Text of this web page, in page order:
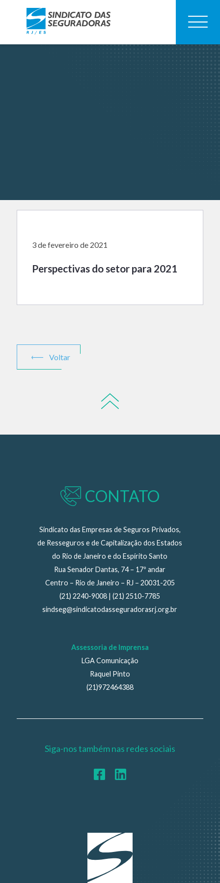
3 de fevereiro de 2021
Perspectivas do setor para 2021
Voltar
CONTATO
Sindicato das Empresas de Seguros Privados,
de Resseguros e de Capitalização dos Estados
do Rio de Janeiro e do Espírito Santo
Rua Senador Dantas, 74 – 17º andar
Centro – Rio de Janeiro – RJ – 20031-205
(21) 2240-9008 | (21) 2510-7785
sindseg@sindicatodasseguradorasrj.org.br
Assessoria de Imprensa
LGA Comunicação
Raquel Pinto
(21)972464388
Siga-nos também nas redes sociais